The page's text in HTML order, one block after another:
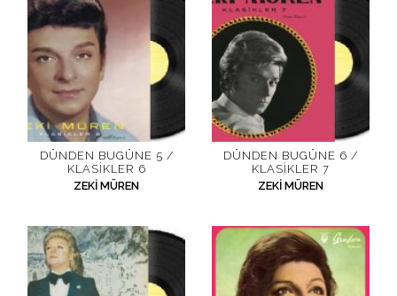
DÜNDEN BUGÜNE 5 /
KLASIKLER 6
ZEKI MÜREN
DÜNDEN BUGÜNE 6 /
KLASIKLER 7
ZEKI MÜREN